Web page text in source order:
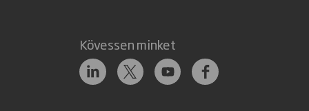
Kövessen minket